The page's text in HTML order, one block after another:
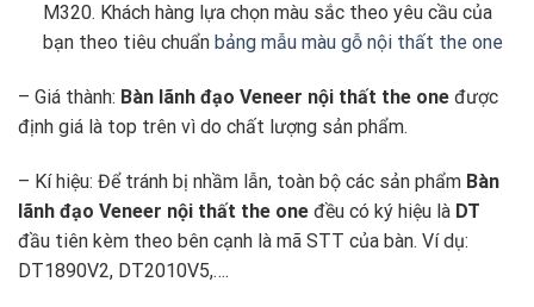
M320. Khách hàng lựa chọn màu sắc theo yêu cầu của
bạn theo tiêu chuẩn bảng mẫu màu gỗ nội thất the one
– Giá thành: Bàn lãnh đạo Veneer nội thất the one được
định giá là top trên vì do chất lượng sản phẩm.
– Kí hiệu: Để tránh bị nhầm lẫn, toàn bộ các sản phẩm Bàn
lãnh đạo Veneer nội thất the one đều có ký hiệu là DT
đầu tiên kèm theo bên cạnh là mã STT của bàn. Ví dụ:
DT1890V2, DT2010V5,….